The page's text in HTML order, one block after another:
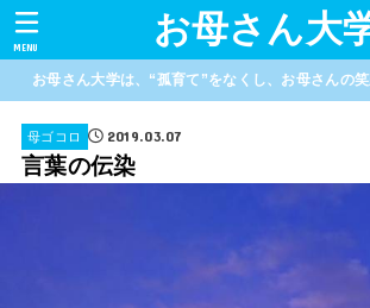
お母さん大
MENU
お母さん大学は、“孤育て”をなくし、お母さんの
母ゴコロ 2019.03.07
言葉の伝染